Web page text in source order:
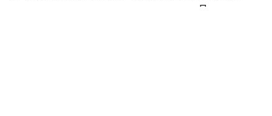
месяцев, другие указывают за месяц. При этом,